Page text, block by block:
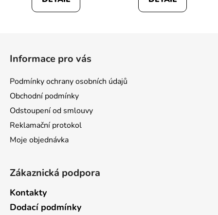
z
Informace pro vás
Podmínky ochrany osobních údajů
Obchodní podmínky
Odstoupení od smlouvy
Reklamační protokol
Moje objednávka
Zákaznická podpora
Kontakty
Dodací podmínky